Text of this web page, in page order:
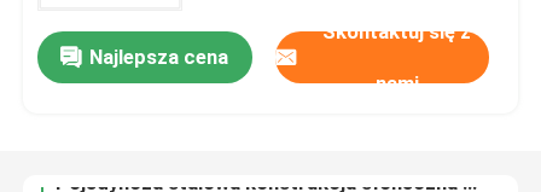
FilmyNajlepsza cena
Skontaktuj się z
nami